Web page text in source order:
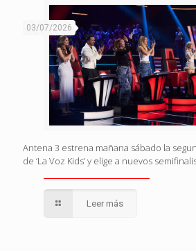
03/07/2026
Antena 3 estrena mañana sábado la
de ‘La Voz Kids’ y elige a nuevos
Leer más